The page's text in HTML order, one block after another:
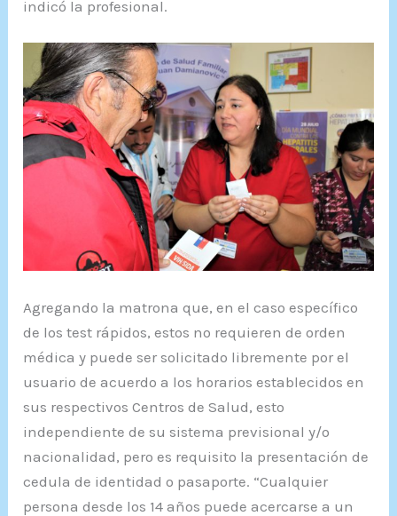
indicó la profesional.
Agregando la matrona que, en el caso específico
de los test rápidos, estos no requieren de orden
médica y puede ser solicitado libremente por el
usuario de acuerdo a los horarios establecidos en
sus respectivos Centros de Salud, esto
independiente de su sistema previsional y/o
nacionalidad, pero es requisito la presentación de
cedula de identidad o pasaporte. “Cualquier
persona desde los 14 años puede acercarse a un